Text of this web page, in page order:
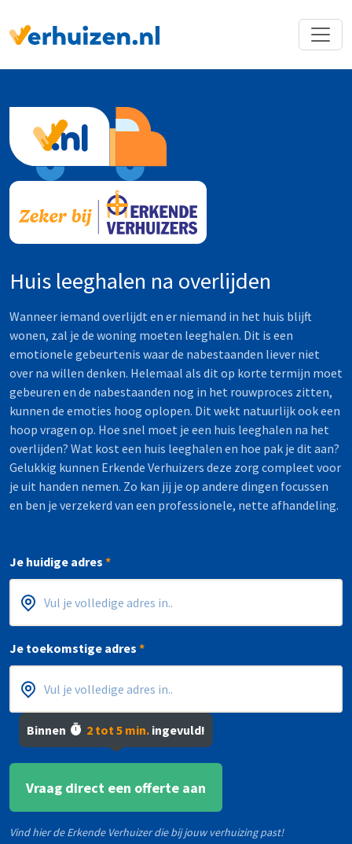
Huis leeghalen na overlijden
Wanneer iemand overlijdt en er niemand in het huis blijft
wonen, zal je de woning moeten leeghalen. Dit is een
emotionele gebeurtenis waar de nabestaanden liever niet
over na willen denken. Helemaal als dit op korte termijn moet
gebeuren en de nabestaanden nog in het rouwproces zitten,
kunnen de emoties hoog oplopen. Dit wekt natuurlijk ook een
hoop vragen op. Hoe snel moet je een huis leeghalen na het
overlijden? Wat kost een huis leeghalen en hoe pak je dit aan?
Gelukkig kunnen Erkende Verhuizers deze zorg compleet voor
je uit handen nemen. Zo kan jij je op andere dingen focussen
en ben je verzekerd van een professionele, nette afhandeling.
Je huidige adres *
Postcode*
Huisnummer*
Je toekomstige adres *
Postcode*
Huisnummer*
Vraag direct een offerte aan
Vind hier de Erkende Verhuizer die bij jouw verhuizing past!
Binnen 2 tot 5 min. ingevuld!